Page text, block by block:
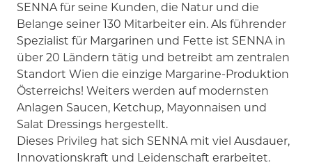
SENNA für seine Kunden, die Natur und die
Belange seiner 130 Mitarbeiter ein. Als führender
Spezialist für Margarinen und Fette ist SENNA in
über 20 Ländern tätig und betreibt am zentralen
Standort Wien die einzige Margarine-Produktion
Österreichs! Weiters werden auf modernsten
Anlagen Saucen, Ketchup, Mayonnaisen und
Salat Dressings hergestellt.
Dieses Privileg hat sich SENNA mit viel Ausdauer,
Innovationskraft und Leidenschaft erarbeitet.